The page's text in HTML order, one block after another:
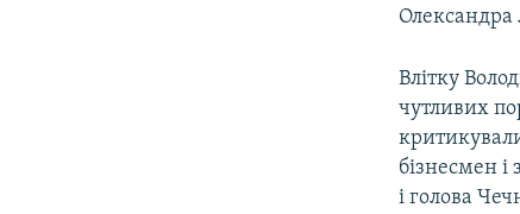
Олександра
Влітку
чутливих
бізнесмен
і голова